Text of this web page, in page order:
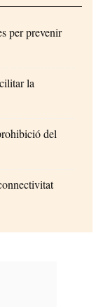
per prevenir
la
del